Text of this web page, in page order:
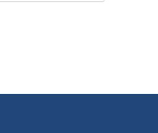
2.3 Produktivität, soziale Wachstumsgrenzen und Leistungsgerechtigkeit